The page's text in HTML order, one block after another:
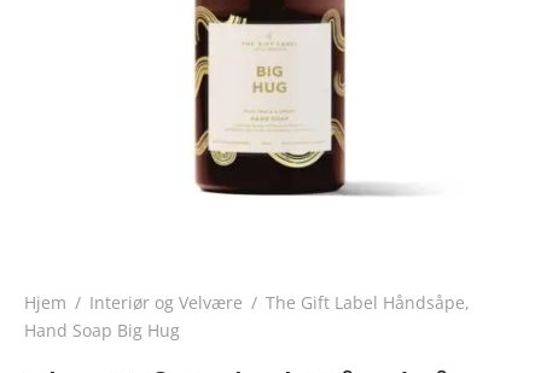
Hjem / Interiør og Velvære / The Gift Label Håndsåpe,
Hand Soap Big Hug